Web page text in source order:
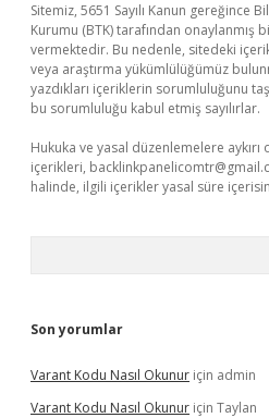
Sitemiz, 5651 Sayılı Kanun gereğince
Kurumu (BTK) tarafından onaylanmış
vermektedir. Bu nedenle, sitedeki
veya araştırma yükümlülüğümüz
yazdıkları içeriklerin sorumluluğunu
bu sorumluluğu kabul etmiş sayılırlar.
Hukuka ve yasal düzenlemelere
içerikleri,
halinde, ilgili içerikler yasal süre
Son yorumlar
Varant Kodu Nasıl Okunur için admin
Varant Kodu Nasıl Okunur için Taylan